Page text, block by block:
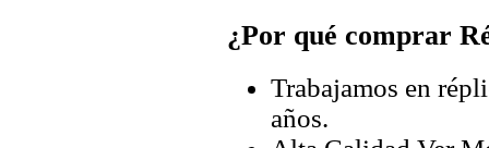
¿Por qué comprar
Trabajamos en
años.